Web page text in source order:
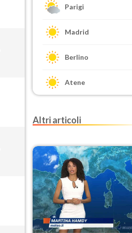
Parigi
Madrid
Berlino
Atene
Altri articoli